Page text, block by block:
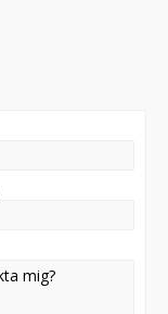
skulder.
att er bil
plats eller via